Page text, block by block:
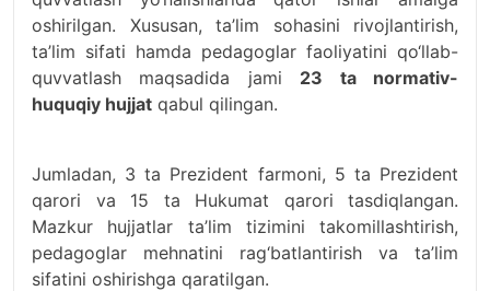
oshirilgan. Xususan, ta’lim sohasini rivojlantirish,
ta’lim sifati hamda pedagoglar faoliyatini qo‘llab-
quvvatlash maqsadida jami 23 ta normativ-
huquqiy hujjat qabul qilingan.
Jumladan, 3 ta Prezident farmoni, 5 ta Prezident
qarori va 15 ta Hukumat qarori tasdiqlangan.
Mazkur hujjatlar ta’lim tizimini takomillashtirish,
pedagoglar mehnatini rag‘batlantirish va ta’lim
sifatini oshirishga qaratilgan.